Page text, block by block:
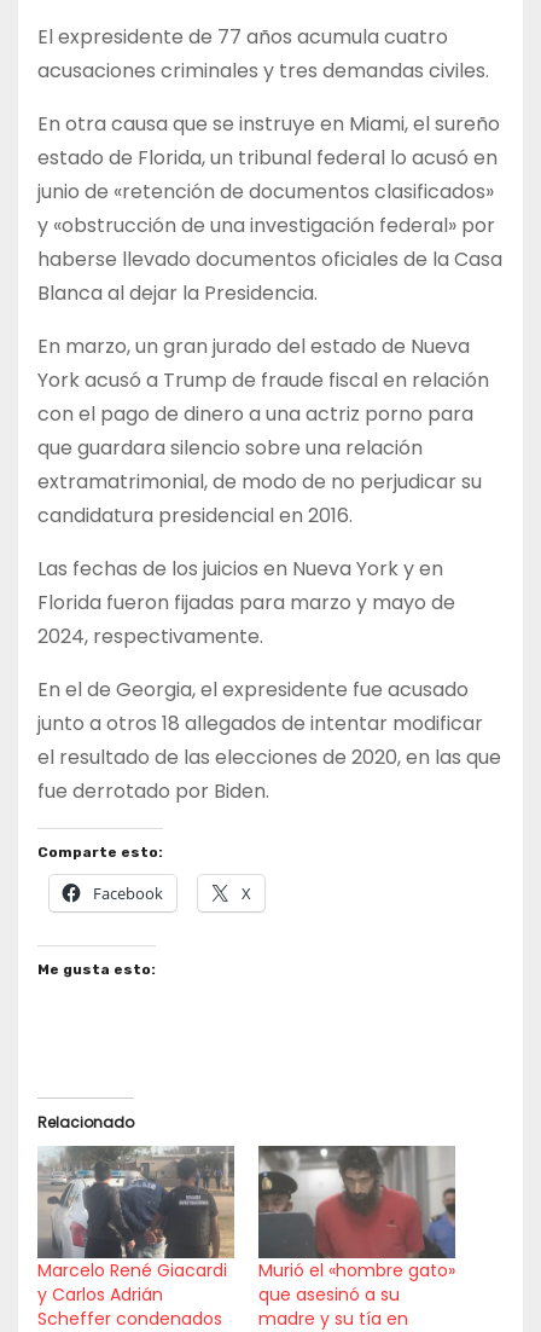
El expresidente de 77 años acumula cuatro
acusaciones criminales y tres demandas civiles.
En otra causa que se instruye en Miami, el sureño
estado de Florida, un tribunal federal lo acusó en
junio de «retención de documentos clasificados»
y «obstrucción de una investigación federal» por
haberse llevado documentos oficiales de la Casa
Blanca al dejar la Presidencia.
En marzo, un gran jurado del estado de Nueva
York acusó a Trump de fraude fiscal en relación
con el pago de dinero a una actriz porno para
que guardara silencio sobre una relación
extramatrimonial, de modo de no perjudicar su
candidatura presidencial en 2016.
Las fechas de los juicios en Nueva York y en
Florida fueron fijadas para marzo y mayo de
2024, respectivamente.
En el de Georgia, el expresidente fue acusado
junto a otros 18 allegados de intentar modificar
el resultado de las elecciones de 2020, en las que
fue derrotado por Biden.
Comparte esto:
Facebook X
Me gusta esto:
Relacionado
Marcelo René Giacardi
y Carlos Adrián
Scheffer condenados
Murió el «hombre gato»
que asesinó a su
madre y su tía en